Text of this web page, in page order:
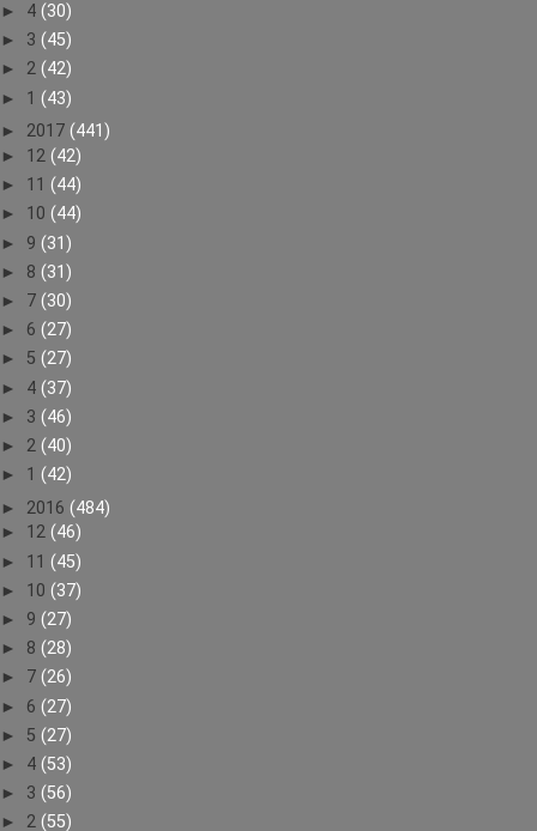
► 4 (30)
► 3 (45)
► 2 (42)
► 1 (43)
► 2017 (441)
► 12 (42)
► 11 (44)
► 10 (44)
► 9 (31)
► 8 (31)
► 7 (30)
► 6 (27)
► 5 (27)
► 4 (37)
► 3 (46)
► 2 (40)
► 1 (42)
► 2016 (484)
► 12 (46)
► 11 (45)
► 10 (37)
► 9 (27)
► 8 (28)
► 7 (26)
► 6 (27)
► 5 (27)
► 4 (53)
► 3 (56)
► 2 (55)